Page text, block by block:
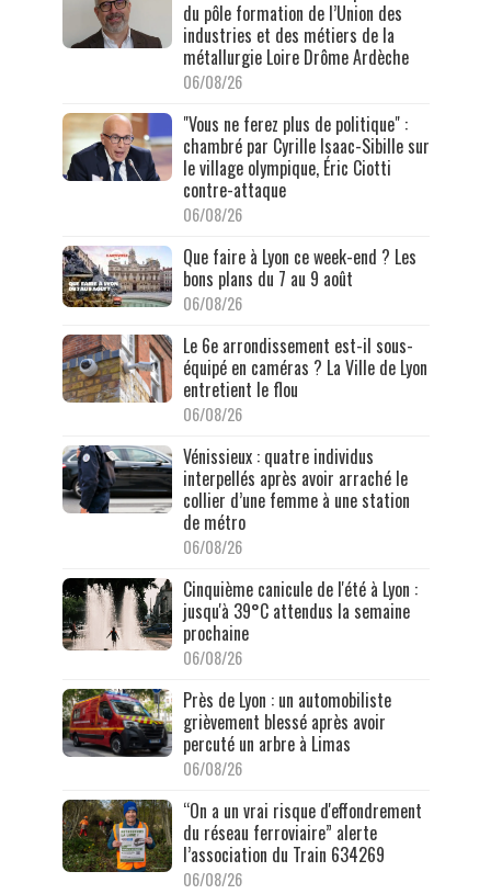
du pôle formation de l’Union des
industries et des métiers de la
métallurgie Loire Drôme Ardèche
06/08/26
"Vous ne ferez plus de politique" :
chambré par Cyrille Isaac-Sibille sur
le village olympique, Éric Ciotti
contre-attaque
06/08/26
Que faire à Lyon ce week-end ? Les
bons plans du 7 au 9 août
06/08/26
Le 6e arrondissement est-il sous-
équipé en caméras ? La Ville de Lyon
entretient le flou
06/08/26
Vénissieux : quatre individus
interpellés après avoir arraché le
collier d’une femme à une station
de métro
06/08/26
Cinquième canicule de l'été à Lyon :
jusqu'à 39°C attendus la semaine
prochaine
06/08/26
Près de Lyon : un automobiliste
grièvement blessé après avoir
percuté un arbre à Limas
06/08/26
“On a un vrai risque d'effondrement
du réseau ferroviaire” alerte
l’association du Train 634269
06/08/26